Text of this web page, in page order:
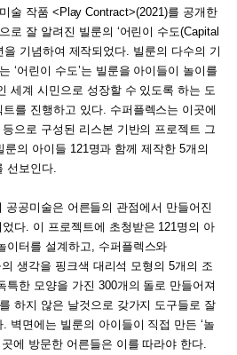
술 작품 <Play Contract>(2021)를 공개한
로 잘 알려진 빌룬의 ‘어린이 수도(Capital
을 기념하여 제작되었다. 빌룬의 다수의 기
‘어린이 수도’는 빌룬을 아이들이 놀이를
세계 시민으로 성장할 수 있도록 하는 도
를 진행하고 있다. 수퍼플렉스는 이곳에
으로 구성된 리스본 기반의 프로젝트 그
의 아이들 121명과 함께 제작한 5개의
선보인다.
공공미술은 어른들의 관점에서 만들어진
었다. 이 프로젝트에 초청받은 121명의 아
이터를 설계하고, 수퍼플렉스와
생각을 핑크색 대리석 모형의 5개의 조
특한 모양을 가진 300개의 돌로 만들어져
하지 않은 날것으로 갖가지 도구들로 잘
벽면에는 빌룬의 아이들이 직접 만든 ‘놀
에 방문한 어른들은 이를 따라야 한다.